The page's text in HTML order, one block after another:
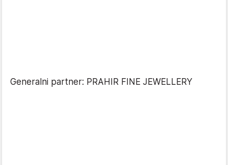
Generalni partner: PRAHIR FINE JEWELLERY